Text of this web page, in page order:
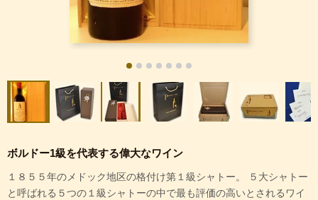
ボルドー1級を代表する偉大なワイン
１８５５年のメドック地区の格付け第１級シャトー。 ５大シャトー
と呼ばれる５つの１級シャトーの中で最も評価の高いとされるワイ